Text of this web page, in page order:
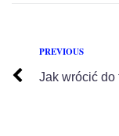
PREVIOUS
Jak wrócić do